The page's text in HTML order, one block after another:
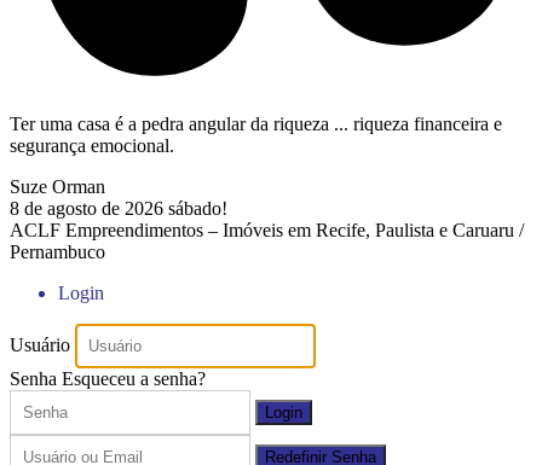
Ter uma casa é a pedra angular da riqueza ... riqueza financeira e
segurança emocional.
Suze Orman
8 de agosto de 2026 sábado!
ACLF Empreendimentos – Imóveis em Recife, Paulista e Caruaru /
Pernambuco
Login
Usuário
Senha Esqueceu a senha?
Login
Redefinir Senha